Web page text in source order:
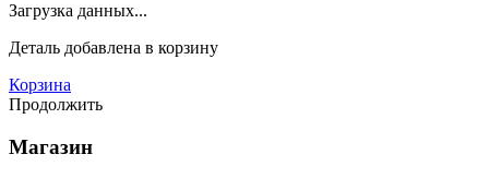
Загрузка данных...
Деталь добавлена в корзину
Корзина
Продолжить
Магазин